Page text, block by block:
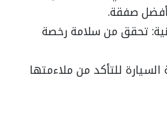
صفقة.
تحقق من سلامة رخصة
السيارة للتأكد من ملاءمتها